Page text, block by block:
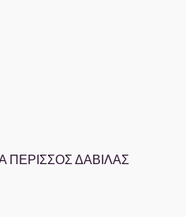
ΔΑΒΙΛΑΣ